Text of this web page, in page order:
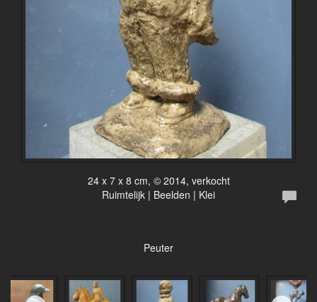
24 x 7 x 8 cm, © 2014, verkocht
Ruimtelijk | Beelden | Klei
Peuter